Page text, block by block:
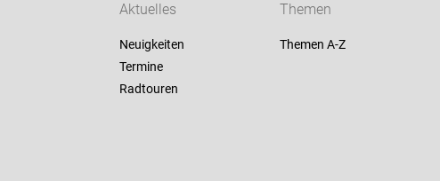
Aktuelles
Neuigkeiten
Termine
Radtouren
Themen
Themen A-Z